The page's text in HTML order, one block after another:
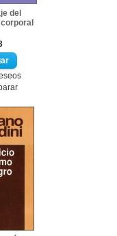
del